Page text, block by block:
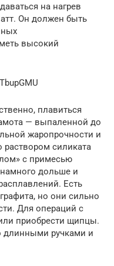
на нагрев
Он должен быть
высокий
плавиться
— выпаленной до
жаропрочности и
силиката
с примесью
намного дольше и
Есть
но они сильно
Для операций с
приобрести щипцы.
длинными ручками и